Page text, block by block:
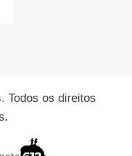
Todos os direitos